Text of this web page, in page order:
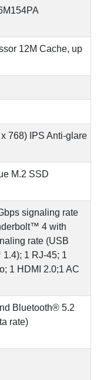
12M Cache, up
768) IPS Anti-glare
M.2 SSD
signaling rate
4 with
rate (USB
1 RJ-45; 1
1 HDMI 2.0;1 AC
Bluetooth® 5.2
rate)